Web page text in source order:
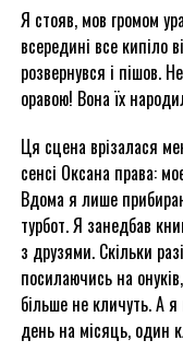
Я стояв, мов громом
всередині все кипіло
розвернувся і пішов.
оравою! Вона їх
Ця сцена врізалася
сенсі Оксана права:
Вдома я лише
турбот. Я занедбав
з друзями. Скільки
посилаючись на
більше не кличуть. А
день на місяць, один